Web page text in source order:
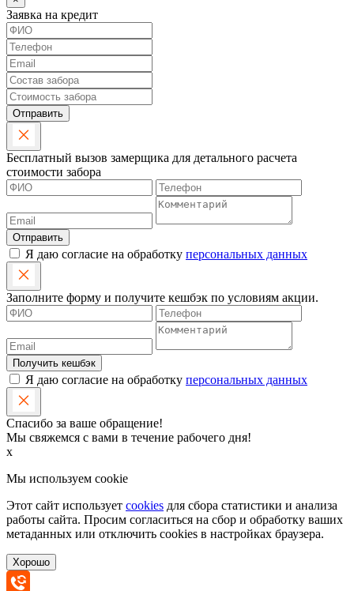
Заявка на кредит
Отправить
Бесплатный вызов замерщика для детального расчета
стоимости забора
Отправить
Я даю согласие на обработку персональных данных
Заполните форму и получите кешбэк по условиям акции.
Получить кешбэк
Я даю согласие на обработку персональных данных
Спасибо за ваше обращение!
Мы свяжемся с вами в течение рабочего дня!
x
Мы используем cookie
Этот сайт использует cookies для сбора статистики и анализа
работы сайта. Просим согласиться на сбор и обработку ваших
метаданных или отключить cookies в настройках браузера.
Хорошо